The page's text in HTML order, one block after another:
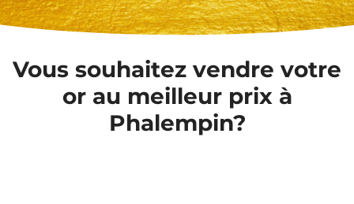
Vous souhaitez vendre votre
or au meilleur prix à
Phalempin?